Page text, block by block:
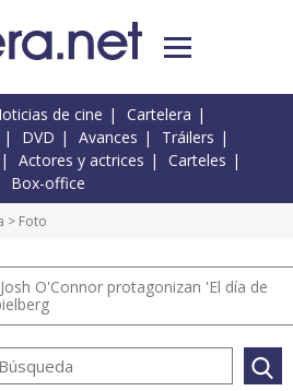
de cine
Cartelera
DVD Avances
Tráilers
Actores y actrices
Carteles
Box-office
> Foto
O'Connor protagonizan 'El día de